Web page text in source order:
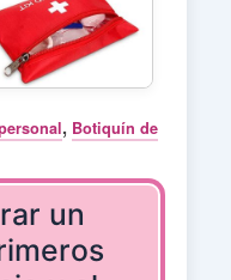
, Botiquín de
un